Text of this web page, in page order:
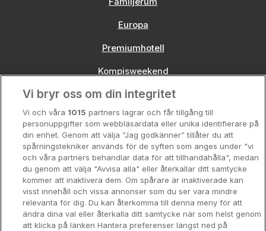
Europa
Premiumhotell
Kompisweekend
Storstadsweekend
Hotellrum under 995 kr
Spahotell
Sydsverige
Om Hotellpremien
Nya hotell
Vi bryr oss om din integritet
Vi och våra 1015 partners lagrar och får tillgång till
personuppgifter som webbläsardata eller unika identifierare på
din enhet. Genom att välja ”Jag godkänner” tillåter du att
spårningstekniker används för de syften som anges under "vi
och våra partners behandlar data för att tillhandahålla", medan
du genom att välja "Avvisa alla" eller återkallar ditt samtycke
kommer att inaktivera dem. Om spårare är inaktiverade kan
visst innehåll och vissa annonser som du ser vara mindre
relevanta för dig. Du kan återkomma till denna meny för att
ändra dina val eller återkalla ditt samtycke när som helst genom
att klicka på länken Hantera preferenser längst ned på